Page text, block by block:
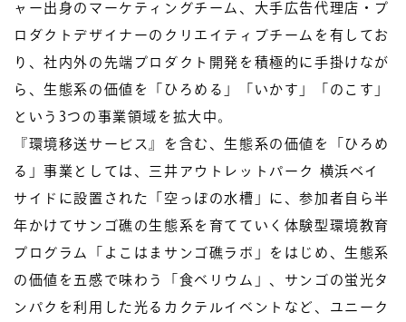
ャー出身のマーケティングチーム、大手広告代理店・プ
ロダクトデザイナーのクリエイティブチームを有してお
り、社内外の先端プロダクト開発を積極的に手掛けなが
ら、生態系の価値を「ひろめる」「いかす」「のこす」
という3つの事業領域を拡大中。
『環境移送サービス』を含む、生態系の価値を「ひろめ
る」事業としては、三井アウトレットパーク 横浜ベイ
サイドに設置された「空っぽの水槽」に、参加者自ら半
年かけてサンゴ礁の生態系を育てていく体験型環境教育
プログラム「よこはまサンゴ礁ラボ」をはじめ、生態系
の価値を五感で味わう「食べリウム」、サンゴの蛍光タ
ンパクを利用した光るカクテルイベントなど、ユニーク